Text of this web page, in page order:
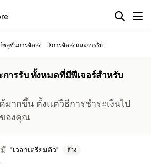
ซลูชันการจัดส่ง การจัดส่งและการรับ
ารรับ ทั้งหมดที่มีฟีเจอร์สำหรับ
ากขึ้น ตั้งแต่วิธีการชำระเงินไป
องคุณ
เวลาเตรียมตัว ล้าง